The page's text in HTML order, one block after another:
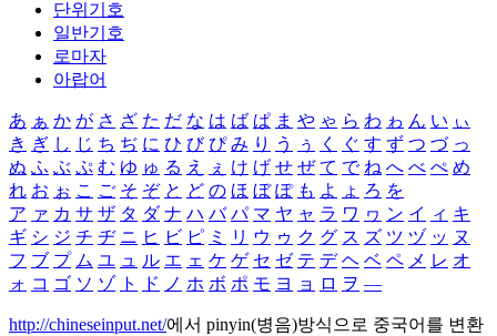
단위기호
일반기호
로마자
아랍어
あ ぁ か が さ ざ た だ な は ば ぱ ま や ゃ ら わ ゎ ん い ぃ
き ぎ し じ ち ぢ に ひ び ぴ み り う ぅ く ぐ す ず つ づ っ
ぬ ふ ぶ ぷ む ゆ ゅ る え ぇ け げ せ ぜ て で ね へ べ ぺ め
れ お ぉ こ ご そ ぞ と ど の ほ ぼ ぽ も よ ょ ろ を
ア ァ カ サ ザ タ ダ ナ ハ バ パ マ ヤ ャ ラ ワ ヮ ン イ ィ キ
ギ シ ジ チ ヂ ニ ヒ ビ ピ ミ リ ウ ゥ ク グ ス ズ ツ ヅ ッ ヌ
フ ブ プ ム ユ ュ ル エ ェ ケ ゲ セ ゼ テ デ ヘ ベ ペ メ レ オ
ォ コ ゴ ソ ゾ ト ド ノ ホ ボ ポ モ ヨ ョ ロ ヲ ―
http://chineseinput.net/에서 pinyin(병음)방식으로 중국어를 변환